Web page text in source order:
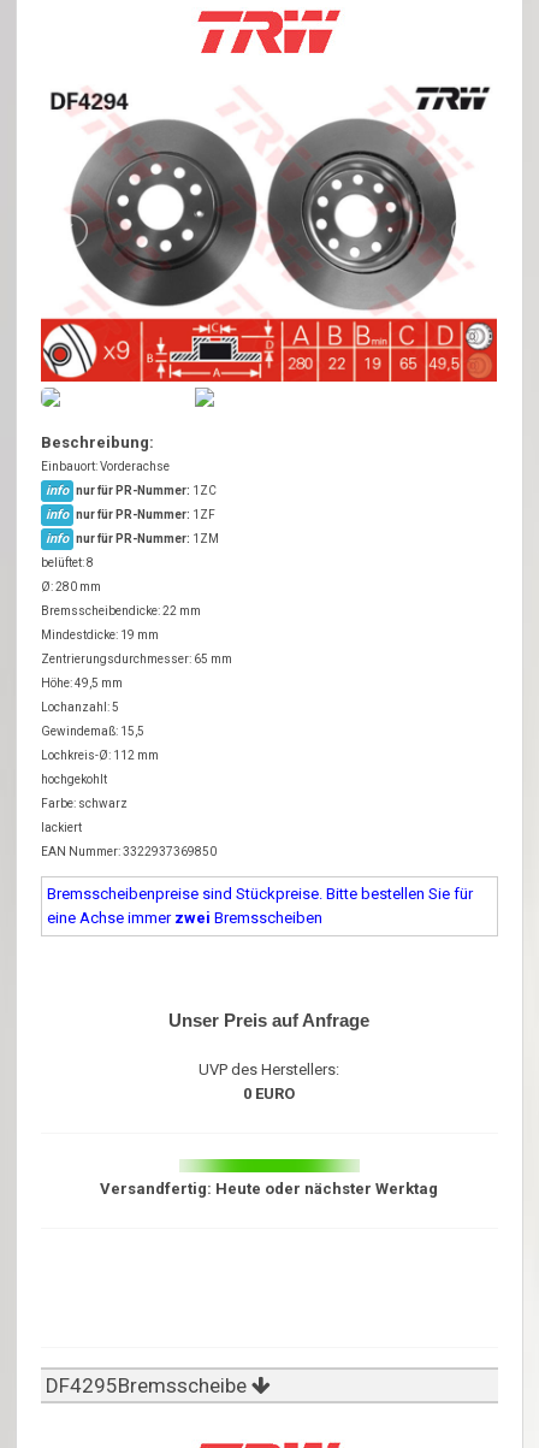
Beschreibung:
Einbauort: Vorderachse
info nur für PR-Nummer: 1ZC
info nur für PR-Nummer: 1ZF
info nur für PR-Nummer: 1ZM
belüftet: 8
Ø: 280 mm
Bremsscheibendicke: 22 mm
Mindestdicke: 19 mm
Zentrierungsdurchmesser: 65 mm
Höhe: 49,5 mm
Lochanzahl: 5
Gewindemaß: 15,5
Lochkreis-Ø: 112 mm
hochgekohlt
Farbe: schwarz
lackiert
EAN Nummer: 3322937369850
Bremsscheibenpreise sind Stückpreise. Bitte bestellen Sie für
eine Achse immer zwei Bremsscheiben
Unser Preis auf Anfrage
UVP des Herstellers:
0 EURO
Versandfertig: Heute oder nächster Werktag
DF4295Bremsscheibe